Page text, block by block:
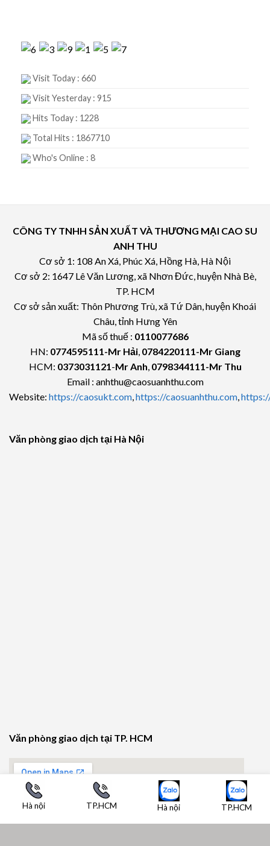
Visit Today : 660
Visit Yesterday : 915
Hits Today : 1228
Total Hits : 1867710
Who's Online : 8
CÔNG TY TNHH SẢN XUẤT VÀ THƯƠNG MẠI CAO SU
ANH THU
Cơ sở 1: 108 An Xá, Phúc Xá, Hồng Hà, Hà Nội
Cơ sở 2: 1647 Lê Văn Lương, xã Nhơn Đức, huyện Nhà Bè,
TP. HCM
Cơ sở sản xuất: Thôn Phương Trù, xã Tứ Dân, huyện Khoái
Châu, tỉnh Hưng Yên
Mã số thuế : 0110077686
HN: 0774595111-Mr Hải, 0784220111-Mr Giang
HCM: 0373031121-Mr Anh, 0798344111-Mr Thu
Email : anhthu@caosuanhthu.com
Website: https://caosukt.com,https://caosuanhthu.com,
Văn phòng giao dịch tại Hà Nội
Văn phòng giao dịch tại TP. HCM
Hà nội TP.HCM Hà nội TP.HCM